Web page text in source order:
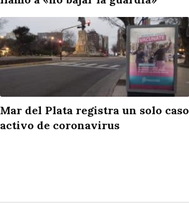
Mar del Plata registra un solo caso
activo de coronavirus